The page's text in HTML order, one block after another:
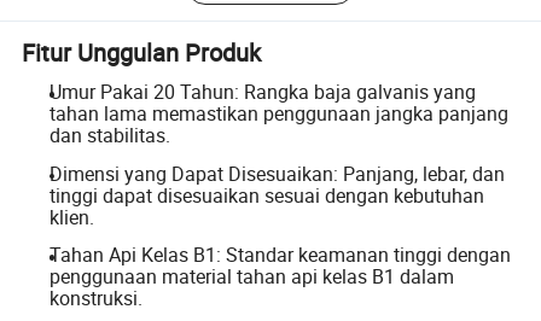
Fitur Unggulan Produk
Umur Pakai 20 Tahun: Rangka baja galvanis yang
tahan lama memastikan penggunaan jangka panjang
dan stabilitas.
Dimensi yang Dapat Disesuaikan: Panjang, lebar, dan
tinggi dapat disesuaikan sesuai dengan kebutuhan
klien.
Tahan Api Kelas B1: Standar keamanan tinggi dengan
penggunaan material tahan api kelas B1 dalam
konstruksi.